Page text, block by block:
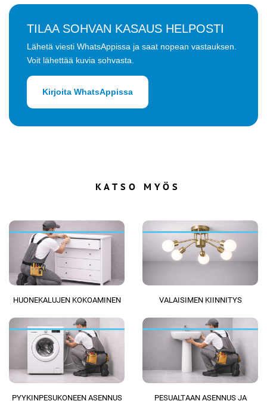
TILAA SOHVAN KASAUS HELPOSTI
Lähetä viesti WhatsAppissa ja saat nopean vastauksen.
Voit lähettää kuvia sohvasta.
Kirjoita WhatsAppissa
KATSO MYÖS
HUONEKALUJEN KOKOAMINEN VALAISIMEN KIINNITYS
PYYKINPESUKONEEN ASENNUS
PESUALTAAN ASENNUS JA